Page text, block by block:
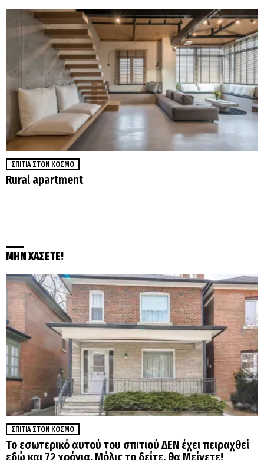
ΣΠΊΤΙΑ ΣΤΟΝ ΚΌΣΜΟ
Rural apartment
ΜΗΝ ΧΑΣΕΤΕ!
ΣΠΊΤΙΑ ΣΤΟΝ ΚΌΣΜΟ
Το εσωτερικό αυτού του σπιτιού ΔΕΝ έχει πειραχθεί